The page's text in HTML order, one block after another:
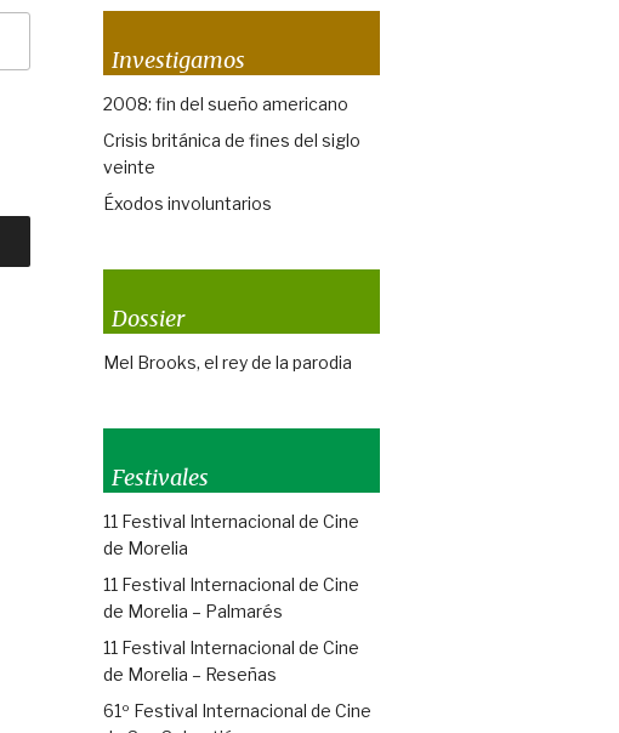
Investigamos
2008: fin del sueño americano
Crisis británica de fines del siglo
veinte
Éxodos involuntarios
Dossier
Mel Brooks, el rey de la parodia
Festivales
11 Festival Internacional de Cine
de Morelia
11 Festival Internacional de Cine
de Morelia – Palmarés
11 Festival Internacional de Cine
de Morelia – Reseñas
61º Festival Internacional de Cine